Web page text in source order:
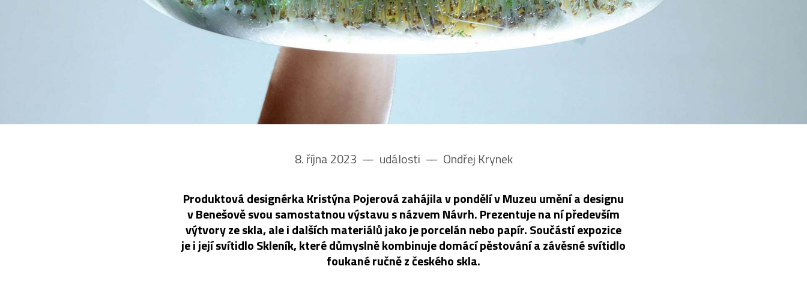
8. října 2023 –– události –– Ondřej Krynek
Produktová designérka Kristýna Pojerová zahájila v pondělí v Muzeu umění a designu
v Benešově svou samostatnou výstavu s názvem Návrh. Prezentuje na ní především
výtvory ze skla, ale i dalších materiálů jako je porcelán nebo papír. Součástí expozice
je i její svítidlo Skleník, které důmyslně kombinuje domácí pěstování a závěsné svítidlo
foukané ručně z českého skla.